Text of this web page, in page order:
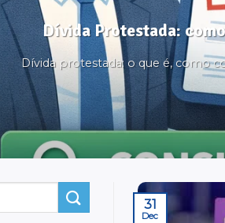
Dívida Protestada:
Dívida protestada: o que é, como
31
Dec